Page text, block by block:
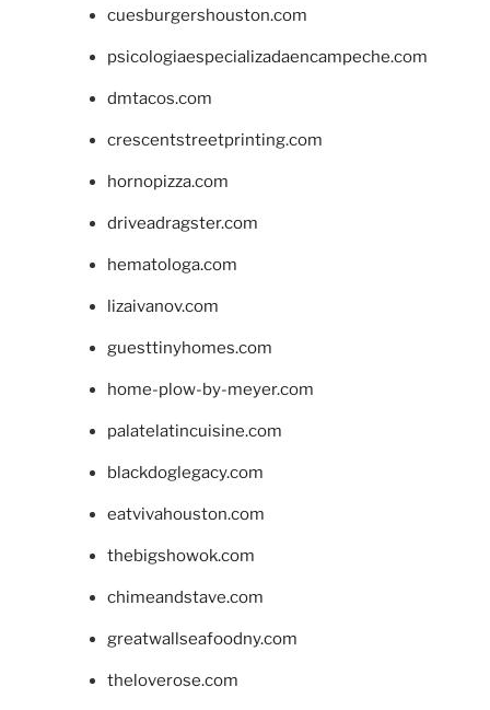
cuesburgershouston.com
psicologiaespecializadaencampeche.com
dmtacos.com
crescentstreetprinting.com
hornopizza.com
driveadragster.com
hematologa.com
lizaivanov.com
guesttinyhomes.com
home-plow-by-meyer.com
palatelatincuisine.com
blackdoglegacy.com
eatvivahouston.com
thebigshowok.com
chimeandstave.com
greatwallseafoodny.com
theloverose.com